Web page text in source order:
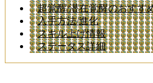
超覚醒/潜在覚醒のおすす
入手方法/進化
スキル上げ情報
ステータス詳細